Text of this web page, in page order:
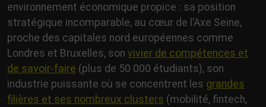
environnement économique propice : sa position
stratégique incomparable, au cœur de l’Axe Seine,
proche des capitales nord européennes comme
Londres et Bruxelles, son vivier de compétences et
de savoir-faire (plus de 50 000 étudiants), son
industrie puissante où se concentrent les grandes
filières et ses nombreux clusters (mobilité, fintech,